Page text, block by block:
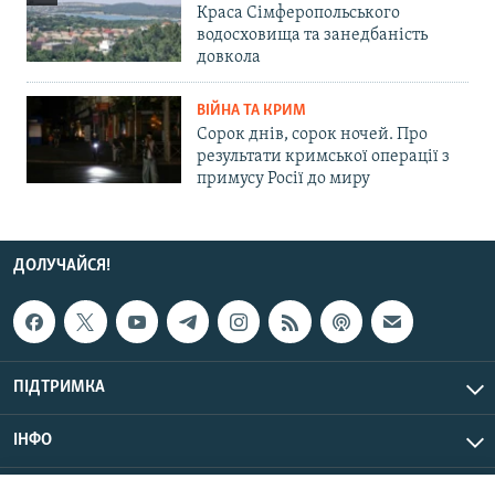
Краса Сімферопольського
водосховища та занедбаність
довкола
ВІЙНА ТА КРИМ
Сорок днів, сорок ночей. Про
результати кримської операції з
примусу Росії до миру
ДОЛУЧАЙСЯ!
ПІДТРИМКА
ІНФО